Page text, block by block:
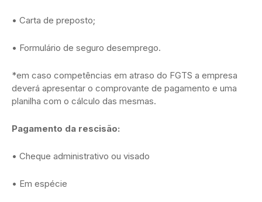
• Carta de preposto;
• Formulário de seguro desemprego.
*em caso competências em atraso do FGTS a empresa
deverá apresentar o comprovante de pagamento e uma
planilha com o cálculo das mesmas.
Pagamento da rescisão:
• Cheque administrativo ou visado
• Em espécie